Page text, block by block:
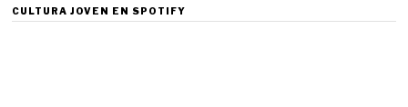
CULTURA JOVEN EN SPOTIFY